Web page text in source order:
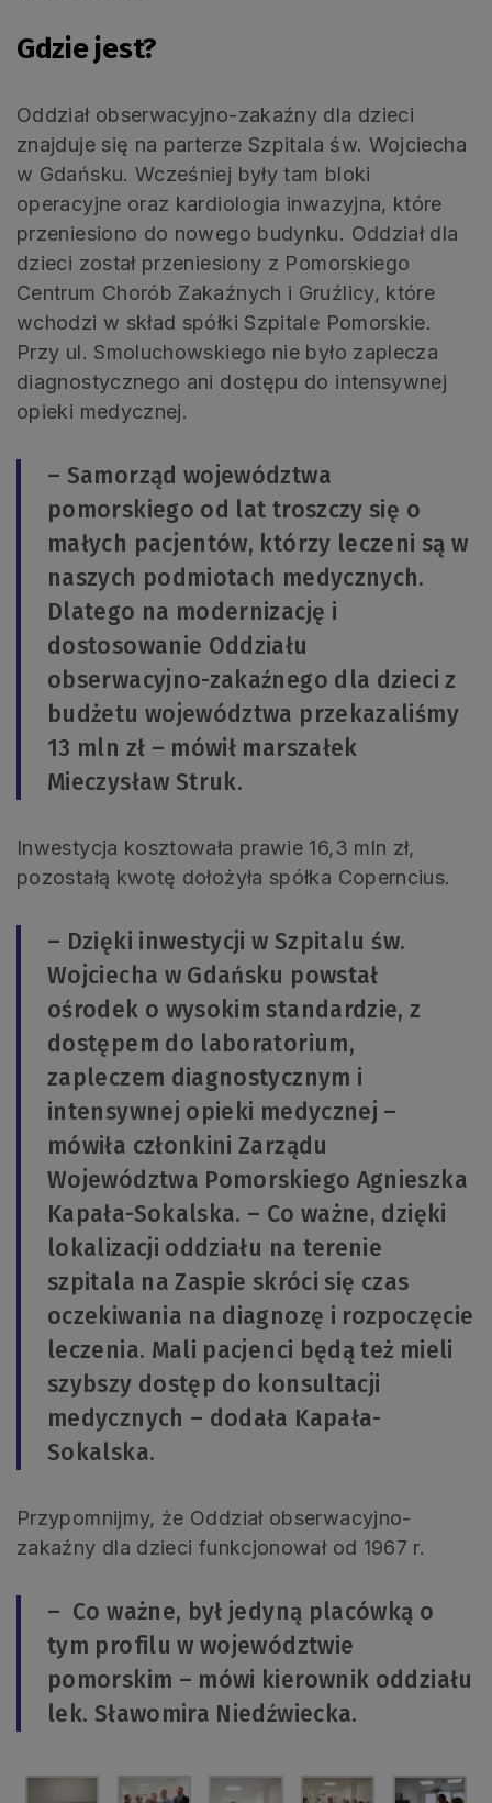
Gdzie jest?
Oddział obserwacyjno-zakaźny dla dzieci
znajduje się na parterze Szpitala św. Wojciecha
w Gdańsku. Wcześniej były tam bloki
operacyjne oraz kardiologia inwazyjna, które
przeniesiono do nowego budynku. Oddział dla
dzieci został przeniesiony z Pomorskiego
Centrum Chorób Zakaźnych i Gruźlicy, które
wchodzi w skład spółki Szpitale Pomorskie.
Przy ul. Smoluchowskiego nie było zaplecza
diagnostycznego ani dostępu do intensywnej
opieki medycznej.
– Samorząd województwa
pomorskiego od lat troszczy się o
małych pacjentów, którzy leczeni są w
naszych podmiotach medycznych.
Dlatego na modernizację i
dostosowanie Oddziału
obserwacyjno-zakaźnego dla dzieci z
budżetu województwa przekazaliśmy
13 mln zł – mówił marszałek
Mieczysław Struk.
Inwestycja kosztowała prawie 16,3 mln zł,
pozostałą kwotę dołożyła spółka Coperncius.
– Dzięki inwestycji w Szpitalu św.
Wojciecha w Gdańsku powstał
ośrodek o wysokim standardzie, z
dostępem do laboratorium,
zapleczem diagnostycznym i
intensywnej opieki medycznej –
mówiła członkini Zarządu
Województwa Pomorskiego Agnieszka
Kapała-Sokalska. – Co ważne, dzięki
lokalizacji oddziału na terenie
szpitala na Zaspie skróci się czas
oczekiwania na diagnozę i rozpoczęcie
leczenia. Mali pacjenci będą też mieli
szybszy dostęp do konsultacji
medycznych – dodała Kapała-
Sokalska.
Przypomnijmy, że Oddział obserwacyjno-
zakaźny dla dzieci funkcjonował od 1967 r.
– Co ważne, był jedyną placówką o
tym profilu w województwie
pomorskim – mówi kierownik oddziału
lek. Sławomira Niedźwiecka.